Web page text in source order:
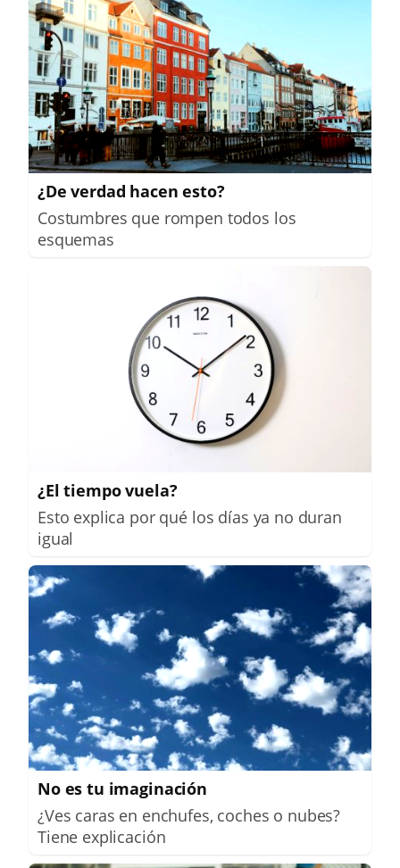
¿De verdad hacen esto?
Costumbres que rompen todos los
esquemas
¿El tiempo vuela?
Esto explica por qué los días ya no duran
igual
No es tu imaginación
¿Ves caras en enchufes, coches o nubes?
Tiene explicación